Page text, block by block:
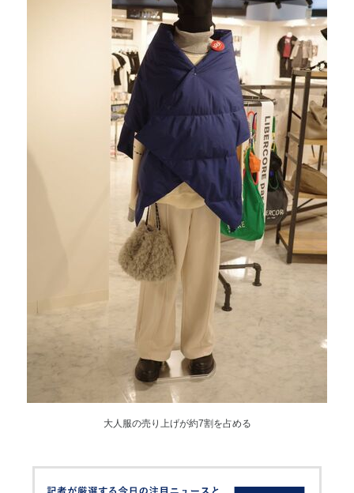
大人服の売り上げが約7割を占める